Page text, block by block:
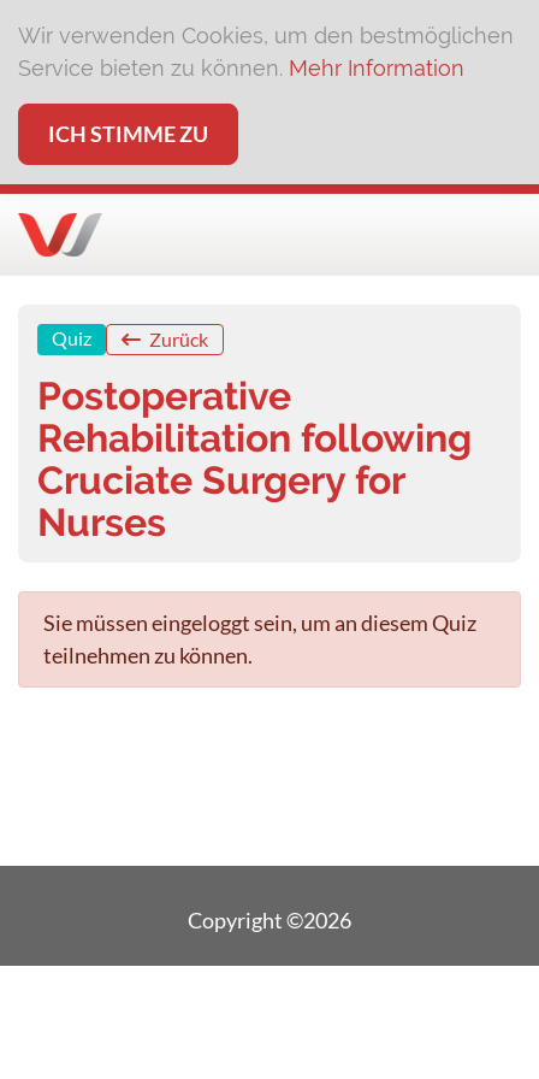
Wir verwenden Cookies, um den bestmöglichen
Service bieten zu können. Mehr Information
ICH STIMME ZU
Quiz Zurück
Postoperative
Rehabilitation following
Cruciate Surgery for
Nurses
Sie müssen eingeloggt sein, um an diesem Quiz
teilnehmen zu können.
Copyright ©2026